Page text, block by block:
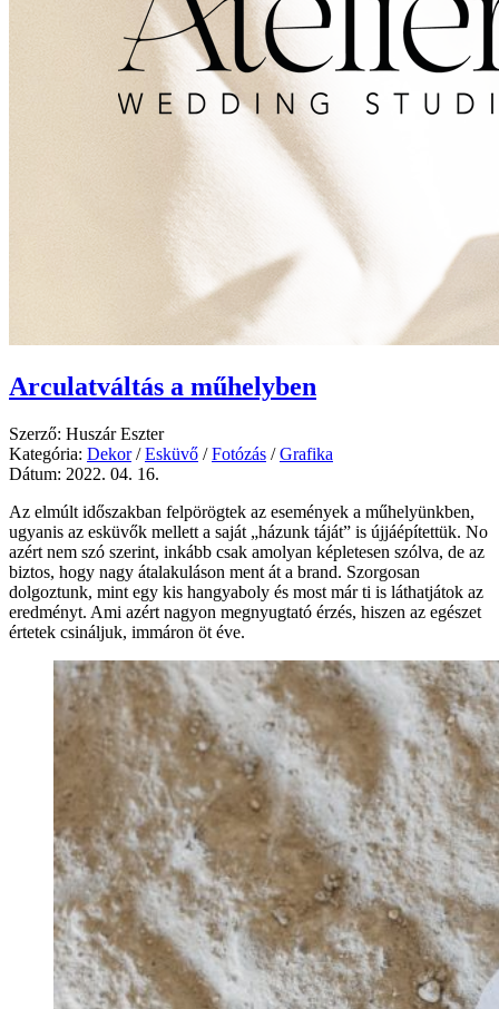
Arculatváltás a műhelyben
Szerző: Huszár Eszter
Kategória: Dekor/Esküvő /Fotózás /Grafika
Dátum: 2022. 04. 16.
Az elmúlt időszakban felpörögtek az események a műhelyünkben,
ugyanis az esküvők mellett a saját „házunk táját” is újjáépítettük. No
azért nem szó szerint, inkább csak amolyan képletesen szólva, de az
biztos, hogy nagy átalakuláson ment át a brand. Szorgosan
dolgoztunk, mint egy kis hangyaboly és most már ti is láthatjátok az
eredményt. Ami azért nagyon megnyugtató érzés, hiszen az egészet
értetek csináljuk, immáron öt éve.